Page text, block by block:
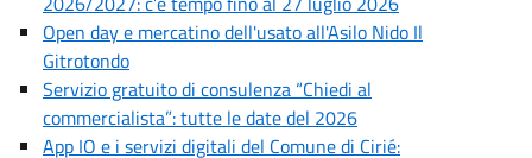
Open day e mercatino dell'usato all'Asilo Nido Il
Gitrotondo
Servizio gratuito di consulenza “Chiedi al
commercialista”: tutte le date del 2026
App IO e i servizi digitali del Comune di Cirié: